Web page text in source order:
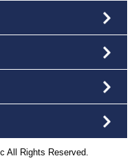
All Rights Reserved.